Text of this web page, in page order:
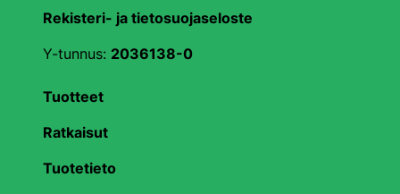
Rekisteri- ja tietosuojaseloste
Y-tunnus: 2036138-0
Tuotteet
Ratkaisut
Tuotetieto